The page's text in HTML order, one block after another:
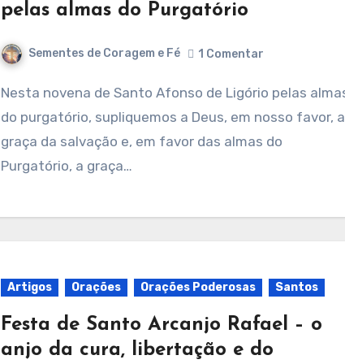
pelas almas do Purgatório
Sementes de Coragem e Fé 1 Comentar
Nesta novena de Santo Afonso de Ligório pelas almas
do purgatório, supliquemos a Deus, em nosso favor, a
graça da salvação e, em favor das almas do
Purgatório, a graça…
Artigos Orações Orações Poderosas Santos
Festa de Santo Arcanjo Rafael – o
anjo da cura, libertação e do